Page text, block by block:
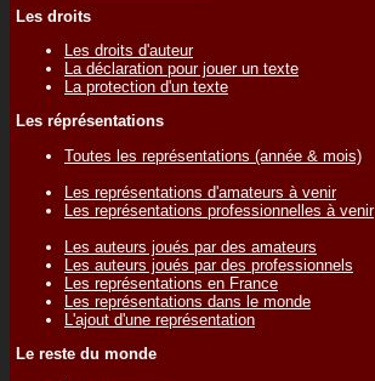
Les droits
Les droits d'auteur
La déclaration pour jouer un texte
La protection d'un texte
Les réprésentations
Toutes les représentations (année & mois)
Les représentations d'amateurs à venir
Les représentations professionnelles à venir
Les auteurs joués par des amateurs
Les auteurs joués par des professionnels
Les représentations en France
Les représentations dans le monde
L'ajout d'une représentation
Le reste du monde